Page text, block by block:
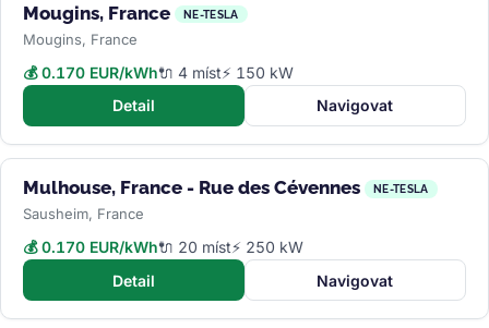
Mougins, France NE-TESLA
Mougins, France
💰 0.170 EUR/kWh🔌 4 míst⚡ 150 kW
Detail
Navigovat
Mulhouse, France - Rue des Cévennes NE-TESLA
Sausheim, France
💰 0.170 EUR/kWh🔌 20 míst⚡ 250 kW
Detail
Navigovat